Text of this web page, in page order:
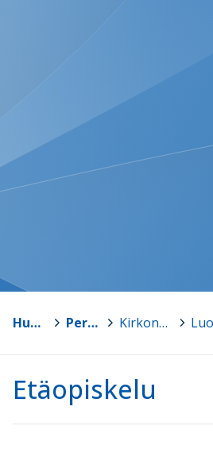
Humppila Perusopetus > Kirkonkulman koulu >
Etäopiskelu